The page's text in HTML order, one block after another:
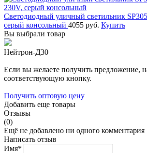
Светодиодный уличный светильник
серый консольный 4055 руб. Купить
Вы выбрали товар
Нейтрон-Д30
Если вы желаете получить предложение,
соответствующую кнопку.
Получить оптовую цену
Добавить еще товары
Отзывы
(0)
Ещё не добавлено ни одного комментария
Написать отзыв
Имя*